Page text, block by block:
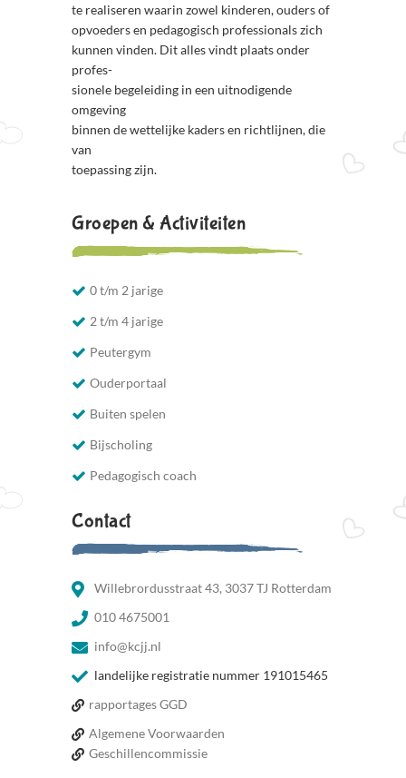
te realiseren waarin zowel kinderen, ouders of
opvoeders en pedagogisch professionals zich
kunnen vinden. Dit alles vindt plaats onder
profes-
sionele begeleiding in een uitnodigende
omgeving
binnen de wettelijke kaders en richtlijnen, die
van
toepassing zijn.
Groepen & Activiteiten
0 t/m 2 jarige
2 t/m 4 jarige
Peutergym
Ouderportaal
Buiten spelen
Bijscholing
Pedagogisch coach
Contact
Willebrordusstraat 43, 3037 TJ Rotterdam
010 4675001
info@kcjj.nl
landelijke registratie nummer 191015465
rapportages GGD
Algemene Voorwaarden
Geschillencommissie